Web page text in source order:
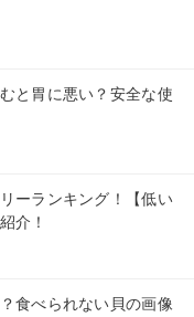
と胃に悪い？安全な使
ーランキング！【低い
介！
食べられない貝の画像